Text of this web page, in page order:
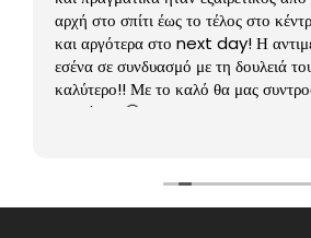
αρχή στο σπίτι έως το τέλος στο
και αργότερα στο next day! Η
εσένα σε συνδυασμό με τη δουλειά
καλύτερο!! Με το καλό θα μας
βαφτίσεις 🤗